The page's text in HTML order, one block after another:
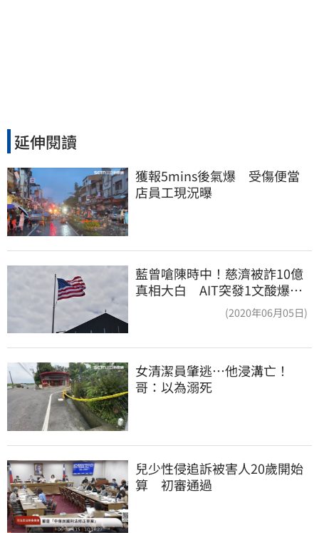
延伸閱讀
獲報5mins後氣爆　受傷便當
店員工現況曝
藍曾嗆陳時中！慈濟被詐10億
真相大白 AIT突發1文酸爆…
(2020年06月05日)
女清潔員肇逃⋯他浸溝亡！
哥：以為溺死
兒少性侵追訴被害人20歲開始
算　初審通過